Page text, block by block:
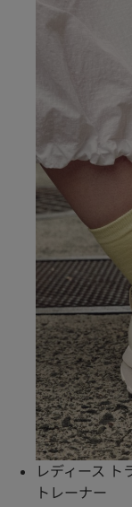
レディース ト
トレーナー